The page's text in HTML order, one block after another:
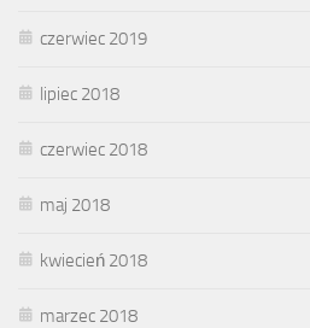
czerwiec 2019
lipiec 2018
czerwiec 2018
maj 2018
kwiecień 2018
marzec 2018